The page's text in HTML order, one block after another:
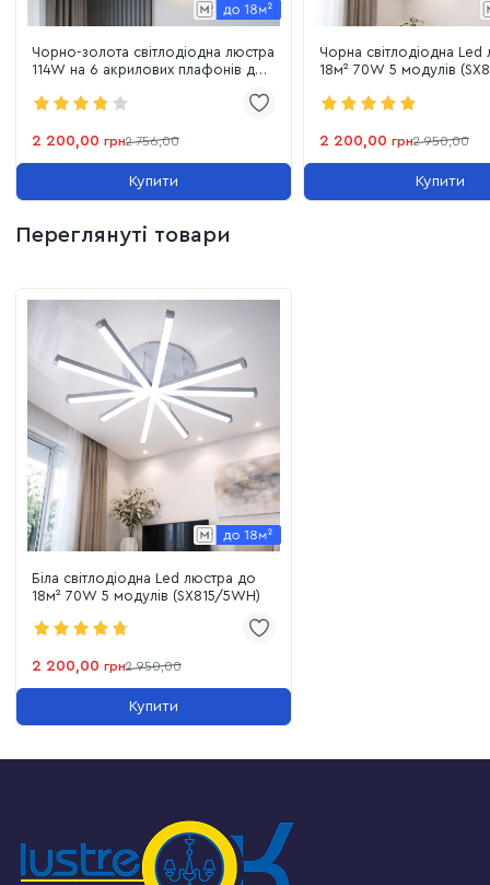
Чорно-золота світлодіодна люстра
114W на 6 акрилових плафонів до
2 200,00 грн2 756,00
Купити
Чорна світлодіодна
18м² 70W
2 200,00 грн2 950,00
Купити
Переглянуті товари
Біла світлодіодна Led люстра до
18м² 70W 5 модулів (SX815/5WH)
2 200,00 грн2 950,00
Купити